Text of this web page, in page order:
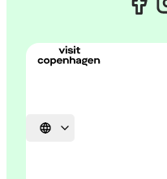
Sprache auswählen